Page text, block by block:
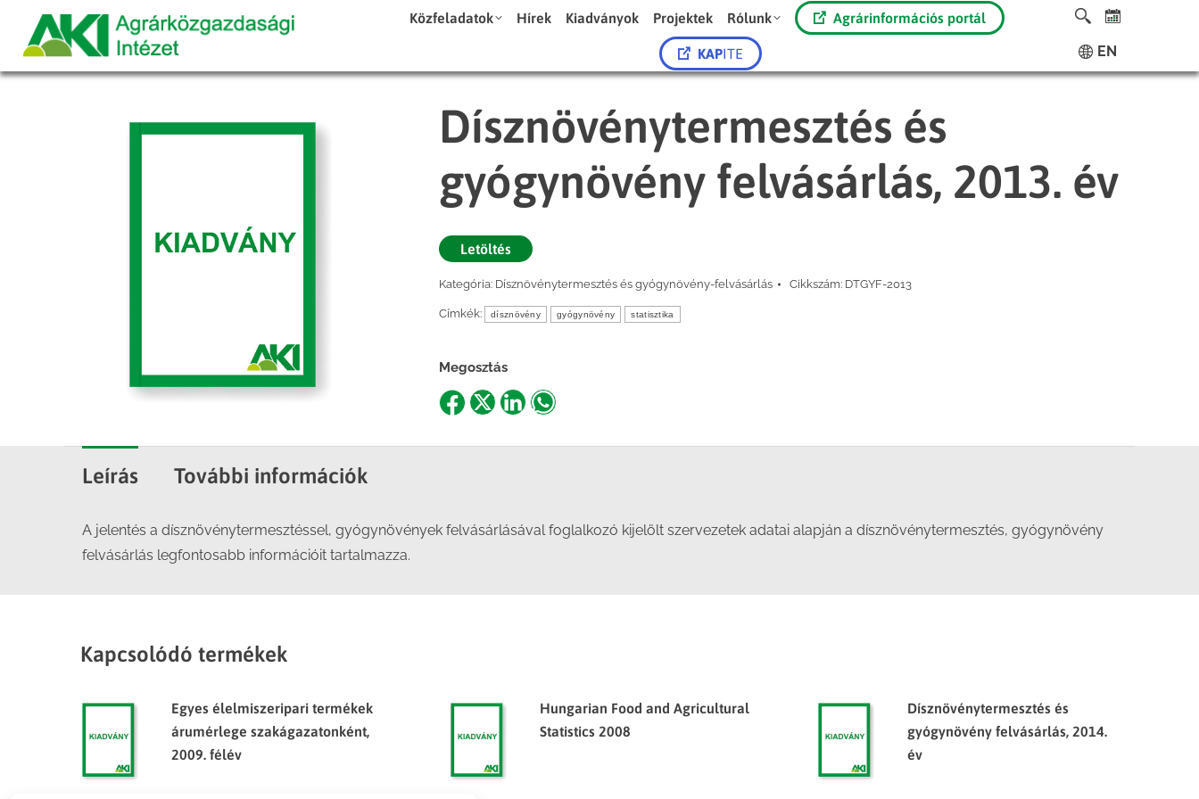
Közfeladatok Hírek Kiadványok Projektek Rólunk Agrárinformációs portál
KAPITE EN
Dísznövénytermesztés és
gyógynövény felvásárlás, 2013. év
Letöltés
Kategória: Dísznövénytermesztés és gyógynövény-felvásárlás Cikkszám: DTGYF-2013
Címkék: dísznövény gyógynövény statisztika
Megosztás
ShareShareShareShare
Leírás További információk
A jelentés a dísznövénytermesztéssel, gyógynövények felvásárlásával foglalkozó kijelölt szervezetek adatai alapján a dísznövénytermesztés, gyógynövény
felvásárlás legfontosabb információit tartalmazza.
Kapcsolódó termékek
Egyes élelmiszeripari termékek
árumérlege szakágazatonként,
2009. félév
Hungarian Food and Agricultural
Statistics 2008
Dísznövénytermesztés és
gyógynövény felvásárlás, 2014.
év